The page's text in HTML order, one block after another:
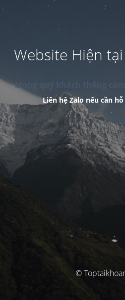
Website Hiện
Mong quý khách thông
Liên hệ Zalo nếu cần
©